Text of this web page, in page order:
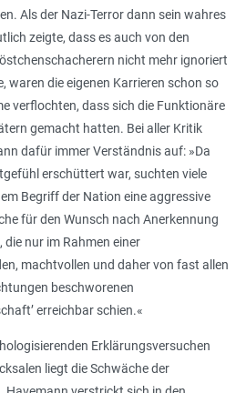
Als der Nazi-Terror dann sein wahres
zeigte, dass es auch von den
nicht mehr ignoriert
waren die eigenen Karrieren schon so
verflochten, dass sich die Funktionäre
gemacht hatten. Bei aller Kritik
dafür immer Verständnis auf: »Da
erschüttert war, suchten viele
Begriff der Nation eine aggressive
für den Wunsch nach Anerkennung
die nur im Rahmen einer
machtvollen und daher von fast allen
beschworenen
erreichbar schien.«
Erklärungsversuchen
liegt die Schwäche der